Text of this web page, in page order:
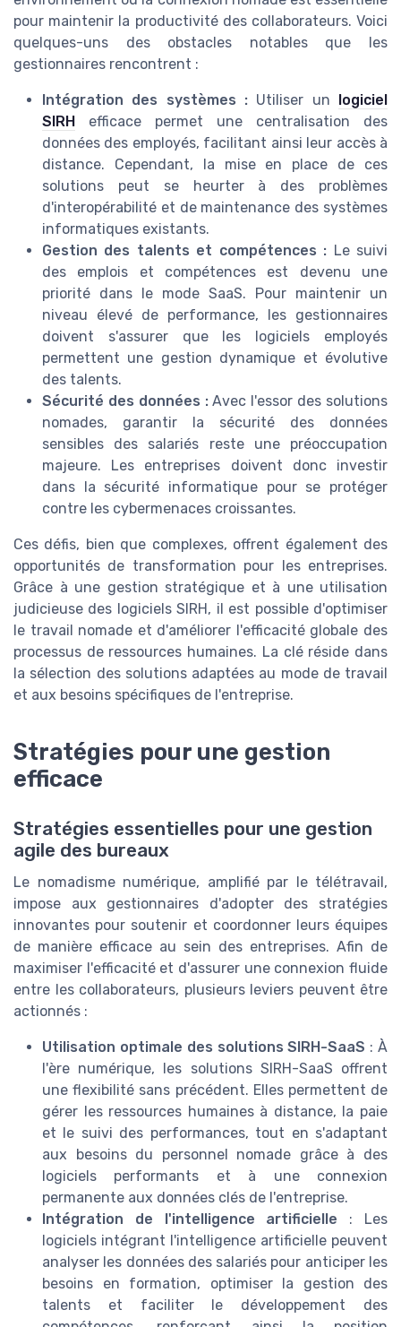
pour maintenir la productivité des collaborateurs. Voici
quelques-uns des obstacles notables que les
gestionnaires rencontrent :
Intégration des systèmes : Utiliser un
logiciel
SIRH
efficace permet une centralisation des
données des employés, facilitant ainsi leur accès à
distance. Cependant, la mise en place de ces
solutions peut se heurter à des problèmes
d'interopérabilité et de maintenance des systèmes
informatiques existants.
Gestion des talents et compétences : Le suivi
des emplois et compétences est devenu une
priorité dans le mode SaaS. Pour maintenir un
niveau élevé de performance, les gestionnaires
doivent s'assurer que les logiciels employés
permettent une gestion dynamique et évolutive
des talents.
Sécurité des données :Avec l'essor des solutions
nomades, garantir la sécurité des données
sensibles des salariés reste une préoccupation
majeure. Les entreprises doivent donc investir
dans la sécurité informatique pour se protéger
contre les cybermenaces croissantes.
Ces défis, bien que complexes, offrent également des
opportunités de transformation pour les entreprises.
Grâce à une gestion stratégique et à une utilisation
judicieuse des logiciels SIRH, il est possible d'optimiser
le travail nomade et d'améliorer l'efficacité globale des
processus de ressources humaines. La clé réside dans
la sélection des solutions adaptées au mode de travail
et aux besoins spécifiques de l'entreprise.
Stratégies pour une gestion
efficace
Stratégies essentielles pour une gestion
agile des bureaux
Le nomadisme numérique, amplifié par le télétravail,
impose aux gestionnaires d'adopter des stratégies
innovantes pour soutenir et coordonner leurs équipes
de manière efficace au sein des entreprises. Afin de
maximiser l'efficacité et d'assurer une connexion fluide
entre les collaborateurs, plusieurs leviers peuvent être
actionnés :
Utilisation optimale des solutions SIRH-SaaS : À
l'ère numérique, les solutions SIRH-SaaS offrent
une flexibilité sans précédent. Elles permettent de
gérer les ressources humaines à distance, la paie
et le suivi des performances, tout en s'adaptant
aux besoins du personnel nomade grâce à des
logiciels performants et à une connexion
permanente aux données clés de l'entreprise.
Intégration de l'intelligence artificielle : Les
logiciels intégrant l'intelligence artificielle peuvent
analyser les données des salariés pour anticiper les
besoins en formation, optimiser la gestion des
talents et faciliter le développement des